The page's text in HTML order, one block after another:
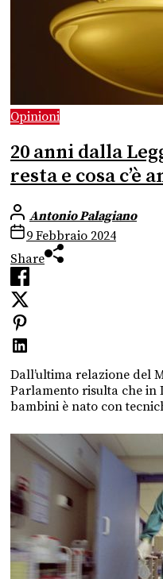
Opinioni
20 anni dalla
resta e cosa c’è
Antonio Palagiano
9 Febbraio 2024
Share
Dall’ultima relazione del
Parlamento risulta che in
bambini è nato con